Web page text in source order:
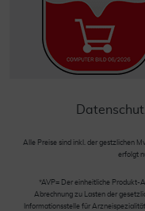
Alle Preise sind inkl. der gestzlichen
erfolgt
*AVP= Der einheitliche Produkt-
Abrechnung zu Lasten der
Informationsstelle für